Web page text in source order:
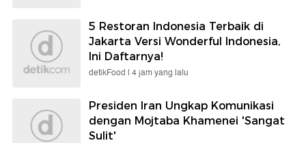
5 Restoran Indonesia Terbaik di
Jakarta Versi Wonderful Indonesia,
Ini Daftarnya!
detikFood | 4 jam yang lalu
Presiden Iran Ungkap Komunikasi
dengan Mojtaba Khamenei 'Sangat
Sulit'